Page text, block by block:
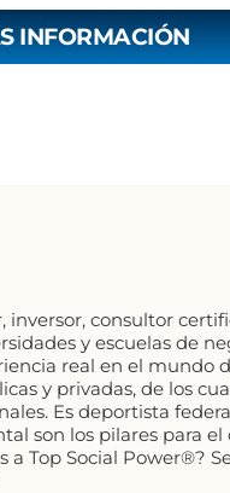
INFORMACIÓN
inversor, consultor
y escuelas de
real en el mundo
y privadas, de los
Es deportista
son los pilares para
a Top Social Power®?